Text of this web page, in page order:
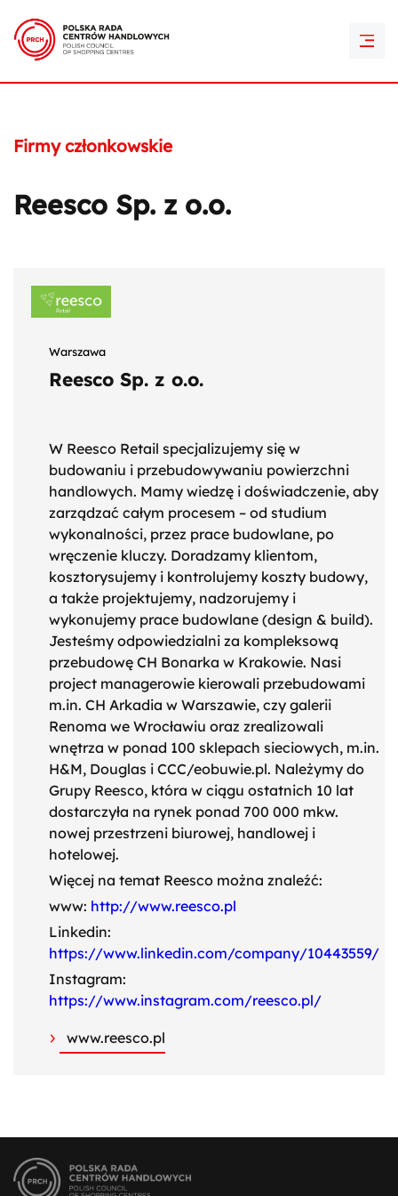
Firmy członkowskie
Reesco Sp. z o.o.
Warszawa
Reesco Sp. z o.o.
W Reesco Retail specjalizujemy się w
budowaniu i przebudowywaniu powierzchni
handlowych. Mamy wiedzę i doświadczenie, aby
zarządzać całym procesem – od studium
wykonalności, przez prace budowlane, po
wręczenie kluczy. Doradzamy klientom,
kosztorysujemy i kontrolujemy koszty budowy,
a także projektujemy, nadzorujemy i
wykonujemy prace budowlane (design & build).
Jesteśmy odpowiedzialni za kompleksową
przebudowę CH Bonarka w Krakowie. Nasi
project managerowie kierowali przebudowami
m.in. CH Arkadia w Warszawie, czy galerii
Renoma we Wrocławiu oraz zrealizowali
wnętrza w ponad 100 sklepach sieciowych, m.in.
H&M, Douglas i CCC/eobuwie.pl. Należymy do
Grupy Reesco, która w ciągu ostatnich 10 lat
dostarczyła na rynek ponad 700 000 mkw.
nowej przestrzeni biurowej, handlowej i
hotelowej.
Więcej na temat Reesco można znaleźć:
www: http://www.reesco.pl
Linkedin:
https://www.linkedin.com/company/10443559/
Instagram:
https://www.instagram.com/reesco.pl/
www.reesco.pl